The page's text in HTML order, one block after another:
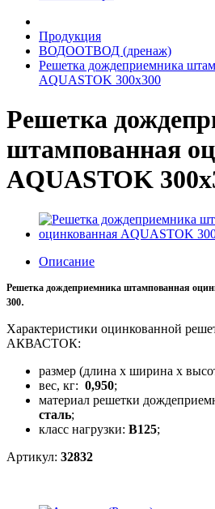
Продукция
ВОДООТВОД (дренаж)
Решетка дождеприемника
AQUASTOK 300x300
Решетка
штампованная
AQUASTOK
Описание
Решетка дождеприемника штампованная
300.
Характеристики оцинкованной
АКВАСТОК:
размер (длина x ширина x
вес, кг: 0,950;
материал решетки
сталь;
класс нагрузки: B125;
Артикул: 32832